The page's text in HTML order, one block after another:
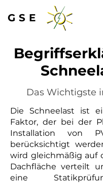
GSE
Das Wichtigste
Die Schneelast ist
Faktor, der bei der
Installation von
berücksichtigt
wird gleichmäßig auf
Dachfläche verteilt
eine